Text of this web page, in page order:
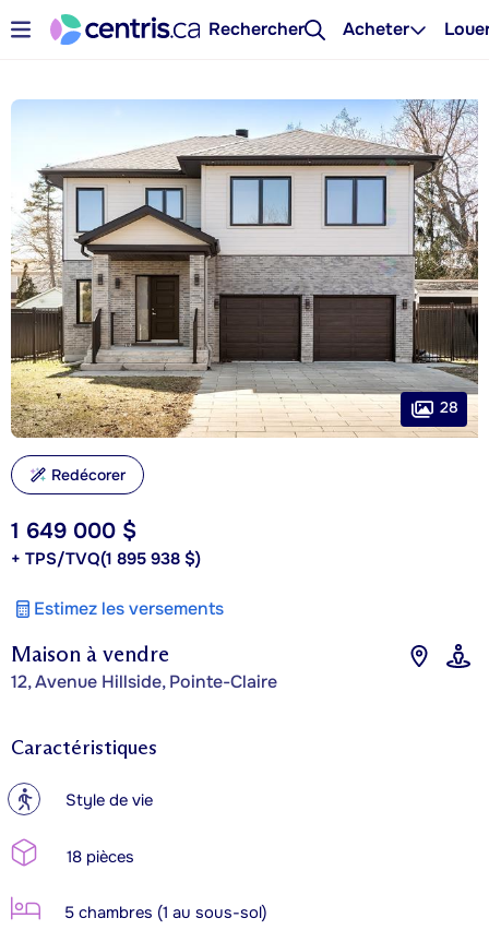
Rechercher Acheter
Maison à vendre
12, Avenue Hillside, Pointe-Claire
1 649 000 $
+ TPS/TVQ(1 895 938 $)
Estimez les versements
28
Redécorer
Caractéristiques
? Style de vie
18 pièces
5 chambres (1 au sous-sol)